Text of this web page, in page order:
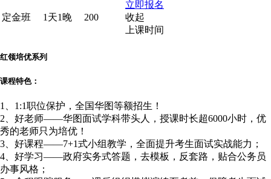
定金班 1天1晚 200
立即报名
收起
上课时间
红领培优系列
课程特色：
1、1:1职位保护，全国华图等额招生！
2、好老师——华图面试学科带头人，授课时长超6000小时，优
秀的老师只为培优！
3、好课程——7+1式小组教学，全面提升考生面试实战能力；
4、好学习——政府实务式答题，去模板，反套路，贴合公务员
办事风格；